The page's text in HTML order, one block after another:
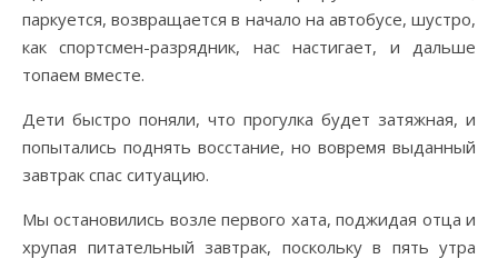
паркуется, возвращается в начало на автобусе, шустро,
как спортсмен-разрядник, нас настигает, и дальше
топаем вместе.
Дети быстро поняли, что прогулка будет затяжная, и
попытались поднять восстание, но вовремя выданный
завтрак спас ситуацию.
Мы остановились возле первого хата, поджидая отца и
хрупая питательный завтрак, поскольку в пять утра